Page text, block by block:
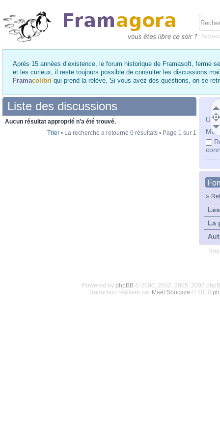
Après 15 années d’existence, le forum historique de Framasoft, ferme
et les curieux, il reste toujours possible de consulter les discussions
Framacolibri qui prend la relève. Si vous avez des questions, on se
Mot
»
La
Liste des discussions
Aucun résultat approprié n’a été trouvé.
Trier • La recherche a retourné 0 résultats • Page 1 sur 1
Powered by phpBB© 2000, 2002, 2005, 2007
Traduction réalisée par Maël Soucaze © 2010